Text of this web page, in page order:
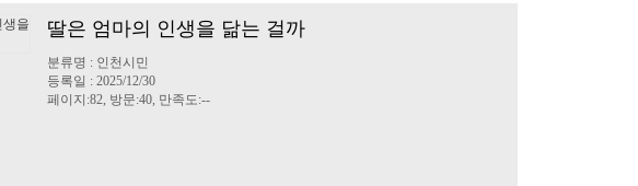
딸은 엄마의 인생을 닮는 걸까
분류명 : 인천시민
등록일 : 2025/12/30
페이지:82, 방문:40, 만족도:--